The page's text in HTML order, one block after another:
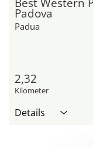
Padova
Padua
2,32
Kilometer
Details